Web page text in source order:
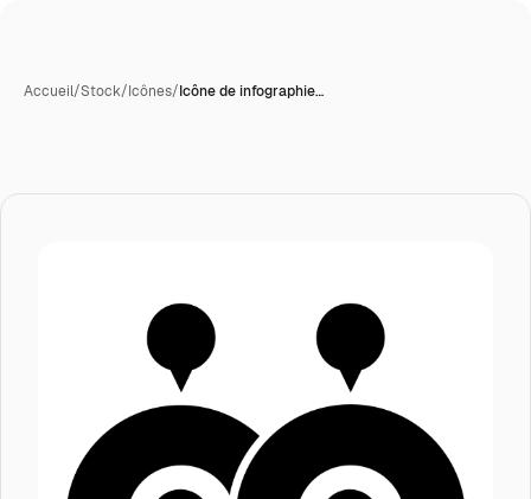
Accueil/Stock/Icônes/Icône de infographie…